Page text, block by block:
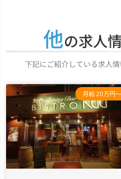
他の求人
下記にご紹介している求人情
月給 20万円～